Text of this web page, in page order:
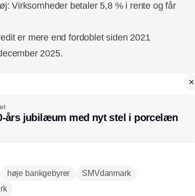
Virksomheder betaler 5,8 % i rente og får
er mere end fordoblet siden 2021
2025.
års jubilæum med nyt stel i porcelæn
høje bankgebyrer
SMVdanmark